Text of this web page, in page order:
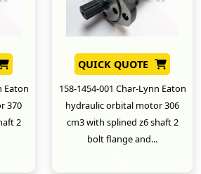
Eaton
370
2
QUICK QUOTE
158-1454-001 Char-Lynn Eaton
hydraulic orbital motor 306
cm3 with splined z6 shaft 2
bolt flange and...